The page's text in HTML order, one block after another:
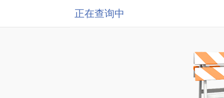
正在查询中